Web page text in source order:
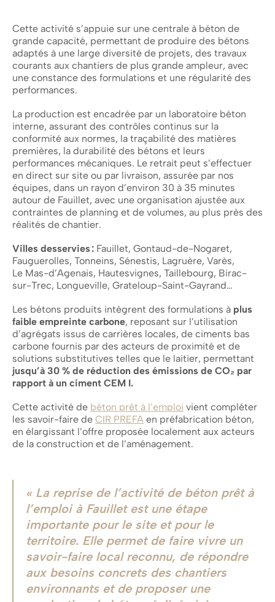
Cette activité s’appuie sur une centrale à béton de
grande capacité, permettant de produire des bétons
adaptés à une large diversité de projets, des travaux
courants aux chantiers de plus grande ampleur, avec
une constance des formulations et une régularité des
performances.
La production est encadrée par un laboratoire béton
interne, assurant des contrôles continus sur la
conformité aux normes, la traçabilité des matières
premières, la durabilité des bétons et leurs
performances mécaniques. Le retrait peut s’effectuer
en direct sur site ou par livraison, assurée par nos
équipes, dans un rayon d’environ 30 à 35 minutes
autour de Fauillet, avec une organisation ajustée aux
contraintes de planning et de volumes, au plus près des
réalités de chantier.
Villes desservies : Fauillet, Gontaud-de-Nogaret,
Fauguerolles, Tonneins, Sénestis, Lagruère, Varès,
Le Mas-d’Agenais, Hautesvignes, Taillebourg, Birac-
sur-Trec, Longueville, Grateloup-Saint-Gayrand…
Les bétons produits intègrent des formulations à plus
faible empreinte carbone, reposant sur l’utilisation
d’agrégats issus de carrières locales, de ciments bas
carbone fournis par des acteurs de proximité et de
solutions substitutives telles que le laitier, permettant
jusqu’à 30 % de réduction des émissions de CO₂ par
rapport à un ciment CEM I.
Cette activité de béton prêt à l’emploi vient compléter
les savoir-faire de CIR PREFA en préfabrication béton,
en élargissant l’offre proposée localement aux acteurs
de la construction et de l’aménagement.
La reprise de l’activité de béton prêt à
l’emploi à Fauillet est une étape
importante pour le site et pour le
territoire. Elle permet de faire vivre un
savoir-faire local reconnu, de répondre
aux besoins concrets des chantiers
environnants et de proposer une